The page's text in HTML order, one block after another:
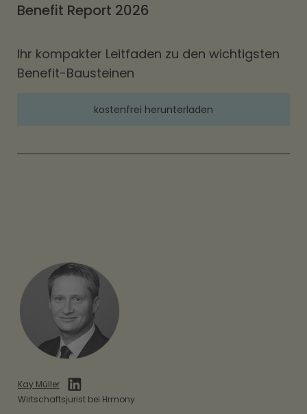
Benefit Report 2026
Ihr kompakter Leitfaden zu den wichtigsten
Benefit-Bausteinen
kostenfrei herunterladen
Kay Müller
Wirtschaftsjurist bei Hrmony